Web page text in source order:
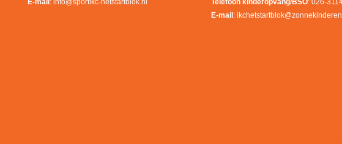
E-mail : info@sportikc-hetstartblok.nl Telefoon kinderopvang/BSO: 026-
E-mail :